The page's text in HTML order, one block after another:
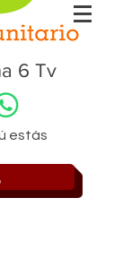
6 Tv
estás